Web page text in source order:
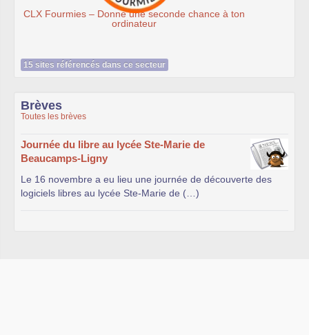
Ateliers du Libre à Roubaix
15 sites référencés dans ce secteur
Brèves
Toutes les brèves
Journée du libre au lycée Ste-Marie de
Beaucamps-Ligny
Le 16 novembre a eu lieu une journée de découverte des
logiciels libres au lycée Ste-Marie de (…)